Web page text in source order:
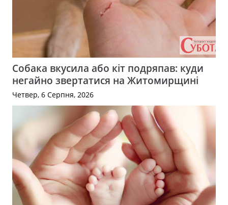
Собака вкусила або кіт подряпав: куди
негайно звертатися на Житомирщині
Четвер, 6 Серпня, 2026